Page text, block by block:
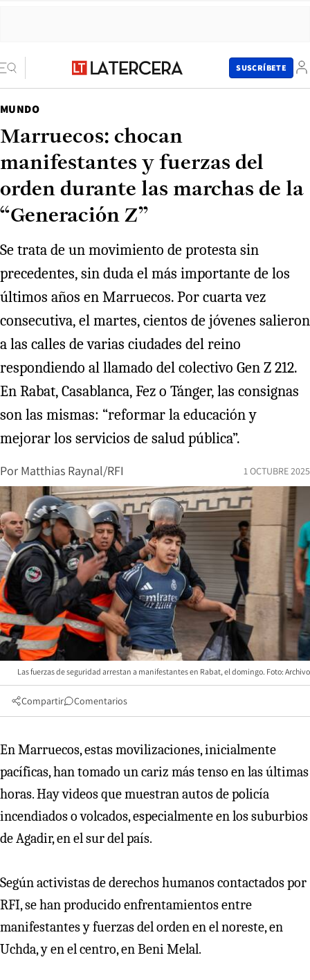
SUSCRÍBETE
MUNDO
Marruecos: chocan
manifestantes y fuerzas del
orden durante las marchas de la
“Generación Z”
Se trata de un movimiento de protesta sin
precedentes, sin duda el más importante de los
últimos años en Marruecos. Por cuarta vez
consecutiva, el martes, cientos de jóvenes salieron
a las calles de varias ciudades del reino
respondiendo al llamado del colectivo Gen Z 212.
En Rabat, Casablanca, Fez o Tánger, las consignas
son las mismas: “reformar la educación y
mejorar los servicios de salud pública”.
Por Matthias Raynal/RFI 1 OCTUBRE 2025
Las fuerzas de seguridad arrestan a manifestantes en Rabat, el domingo. Foto: Archivo
Compartir Comentarios
En Marruecos, estas movilizaciones, inicialmente
pacíficas, han tomado un cariz más tenso en las últimas
horas. Hay videos que muestran autos de policía
incendiados o volcados, especialmente en los suburbios
de Agadir, en el sur del país.
Según activistas de derechos humanos contactados por
RFI, se han producido enfrentamientos entre
manifestantes y fuerzas del orden en el noreste, en
Uchda, y en el centro, en Beni Melal.